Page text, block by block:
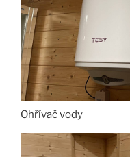
Ohřívač vody